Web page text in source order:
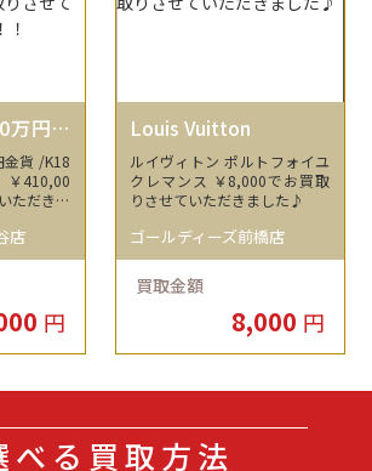
万円金
/K18
￥410,00
ただきま
店
円
Louis Vuitton
ルイヴィトン ポルトフォイユ
クレマンス ￥8,000でお買取
りさせていただきました♪
ゴールディーズ前橋店
買取金額
8,000 円
べる買取方法